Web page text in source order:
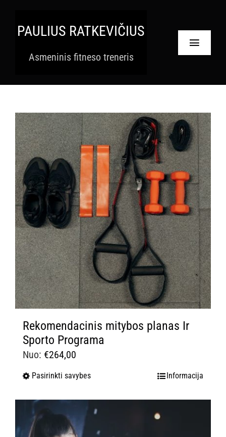
contentPAULIUS RATKEVIČIUS
Asmeninis fitneso treneris
Toggle
Apie
Krepšelis
Paskyra
Rekomendacinis mitybos planas Ir
Sporto Programa
Nuo: €264,00
Pasirinkti savybes Informacija